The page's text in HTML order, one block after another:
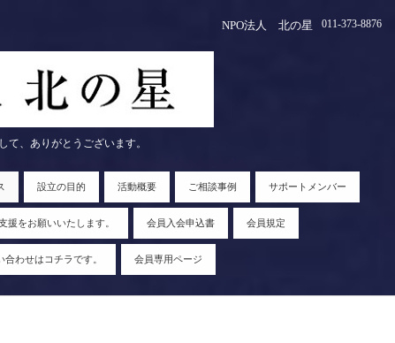
011-373-8876
NPO法人 北の星
がとうございます。
設立の目的 活動概要 ご相談事例 サポートメンバー
援をお願いいたします。 会員入会申込書 会員規定
合わせはコチラです。 会員専用ページ